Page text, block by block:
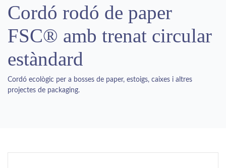
Cordó rodó de paper
FSC® amb trenat circular
estàndard
Cordó ecològic per a bosses de paper, estoigs, caixes i altres
projectes de packaging.